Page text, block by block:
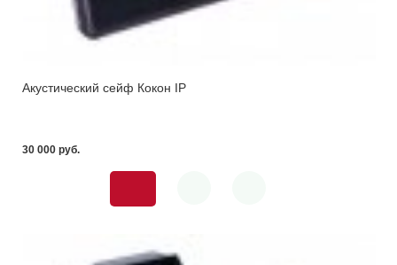
Акустический сейф Кокон IP
30 000 pуб.